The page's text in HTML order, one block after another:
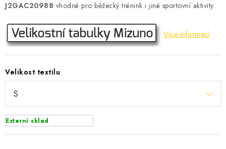
NOVINKY MIZUNO
NOVINKY INOV-8
OBLÍBENÉ DROBNOSTI
ZNAČKY
J2GAC20988 vhodné pro běžecký trénink i jiné sportovní aktivity.
Více informací
Velikost textilu
Externí sklad